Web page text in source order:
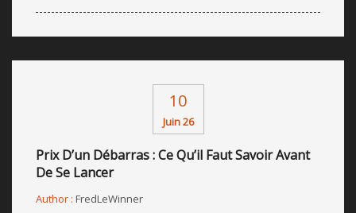
10
Juin 26
Prix D’un Débarras : Ce Qu’il Faut Savoir Avant
De Se Lancer
Author : FredLeWinner